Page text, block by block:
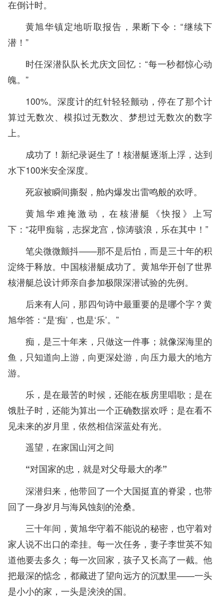
在倒计时。
黄旭华镇定地听取报告，果断下令：“继续下
潜！”
时任深潜队队长尤庆文回忆：“每一秒都惊心动
魄。”
100%。深度计的红针轻轻颤动，停在了那个计
算过无数次、模拟过无数次、梦想过无数次的数字
上。
成功了！新纪录诞生了！核潜艇逐渐上浮，达到
水下100米安全深度。
死寂被瞬间撕裂，舱内爆发出雷鸣般的欢呼。
黄旭华难掩激动，在核潜艇《快报》上写
下：“花甲痴翁，志探龙宫，惊涛骇浪，乐在其中！”
笔尖微微颤抖——那不是后怕，而是三十年的积
淀终于释放。中国核潜艇成功了。黄旭华开创了世界
核潜艇总设计师亲自参加极限深潜试验的先例。
后来有人问，那四句诗中最重要的是哪个字？黄
旭华答：“是‘痴’，也是‘乐’。”
痴，是三十年来，只做这一件事；就像深海里的
鱼，只知道向上游，向更深处游，向压力最大的地方
游。
乐，是在最苦的时候，还能在板房里唱歌；是在
饿肚子时，还能为算出一个正确数据欢呼；是在看不
见未来的岁月里，依然相信深蓝处有光。
遥望，在家国山河之间
“对国家的忠，就是对父母最大的孝”
深潜归来，他带回了一个大国挺直的脊梁，也带
回了一身岁月与海风蚀刻的沧桑。
三十年间，黄旭华守着不能说的秘密，也守着对
家人说不出口的牵挂。每一次任务，妻子李世英不知
道他要去多久；每一次回家，孩子又长高了一截。他
把最深的惦念，都藏进了望向远方的沉默里——一头
是小小的家，一头是泱泱的国。